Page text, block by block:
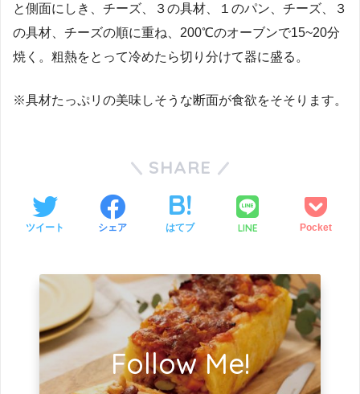
と側面にしき、チーズ、３の具材、１のパン、チーズ、３
の具材、チーズの順に重ね、200℃のオーブンで15~20分
焼く。粗熱をとって冷めたら切り分けて器に盛る。
※具材たっぷリの美味しそうな断面が食欲をそそります。
SHARE
ツイート シェア はてブ LINE Pocket
Follow Me!